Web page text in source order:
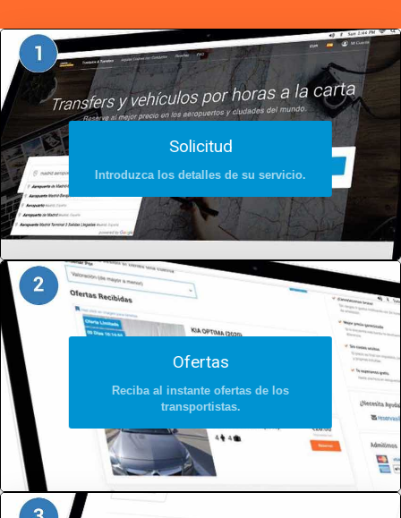
Solicitud
Introduzca los detalles de su servicio.
Ofertas
Reciba al instante ofertas de los
transportistas.